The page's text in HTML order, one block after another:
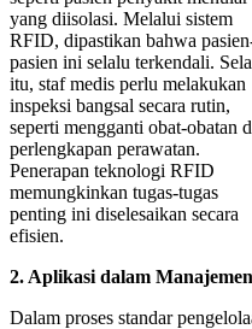
yang diisolasi. Melalui sistem
RFID, dipastikan bahwa
pasien ini selalu terkendali.
itu, staf medis perlu melakukan
inspeksi bangsal secara rutin,
seperti mengganti obat-obatan
perlengkapan perawatan.
Penerapan teknologi RFID
memungkinkan tugas-tugas
penting ini diselesaikan secara
efisien.
2. Aplikasi dalam
Dalam proses standar